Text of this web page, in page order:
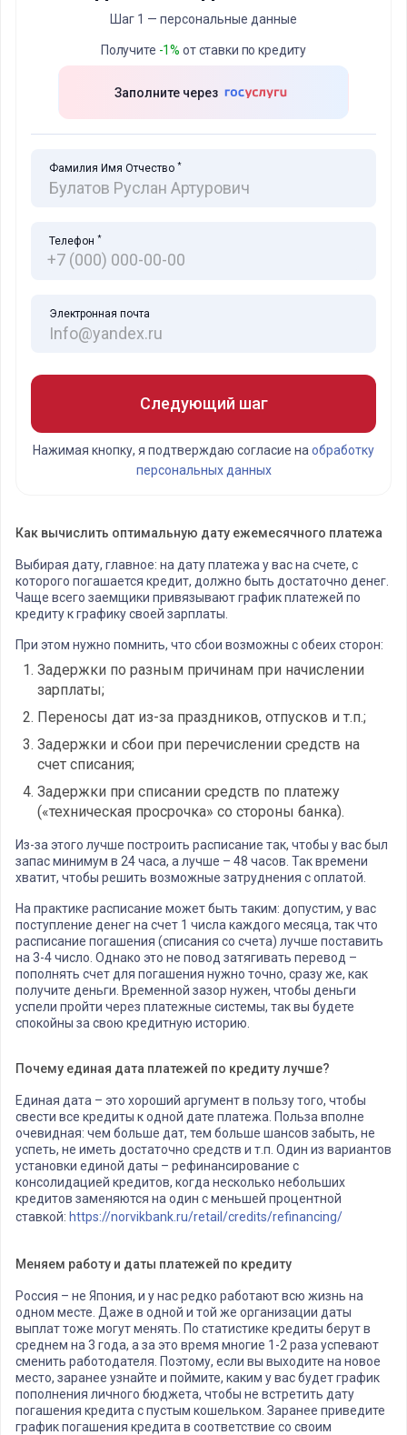
Шаг 1 — персональные данные
Получите -1% от ставки по кредиту
Заполните через
Фамилия Имя Отчество *
Телефон *
Электронная почта
Следующий шаг
Нажимая кнопку, я подтверждаю согласие на обработку
персональных данных
Как вычислить оптимальную дату ежемесячного платежа
Выбирая дату, главное: на дату платежа у вас на счете, с
которого погашается кредит, должно быть достаточно денег.
Чаще всего заемщики привязывают график платежей по
кредиту к графику своей зарплаты.
При этом нужно помнить, что сбои возможны с обеих сторон:
Задержки по разным причинам при начислении
зарплаты;
Переносы дат из-за праздников, отпусков и т.п.;
Задержки и сбои при перечислении средств на
счет списания;
Задержки при списании средств по платежу
(«техническая просрочка» со стороны банка).
Из-за этого лучше построить расписание так, чтобы у вас был
запас минимум в 24 часа, а лучше – 48 часов. Так времени
хватит, чтобы решить возможные затруднения с оплатой.
На практике расписание может быть таким: допустим, у вас
поступление денег на счет 1 числа каждого месяца, так что
расписание погашения (списания со счета) лучше поставить
на 3-4 число. Однако это не повод затягивать перевод –
пополнять счет для погашения нужно точно, сразу же, как
получите деньги. Временной зазор нужен, чтобы деньги
успели пройти через платежные системы, так вы будете
спокойны за свою кредитную историю.
Почему единая дата платежей по кредиту лучше?
Единая дата – это хороший аргумент в пользу того, чтобы
свести все кредиты к одной дате платежа. Польза вполне
очевидная: чем больше дат, тем больше шансов забыть, не
успеть, не иметь достаточно средств и т.п. Один из вариантов
установки единой даты – рефинансирование с
консолидацией кредитов, когда несколько небольших
кредитов заменяются на один с меньшей процентной
ставкой: https://norvikbank.ru/retail/credits/refinancing/
Меняем работу и даты платежей по кредиту
Россия – не Япония, и у нас редко работают всю жизнь на
одном месте. Даже в одной и той же организации даты
выплат тоже могут менять. По статистике кредиты берут в
среднем на 3 года, а за это время многие 1-2 раза успевают
сменить работодателя. Поэтому, если вы выходите на новое
место, заранее узнайте и поймите, каким у вас будет график
пополнения личного бюджета, чтобы не встретить дату
погашения кредита с пустым кошельком. Заранее приведите
график погашения кредита в соответствие со своим